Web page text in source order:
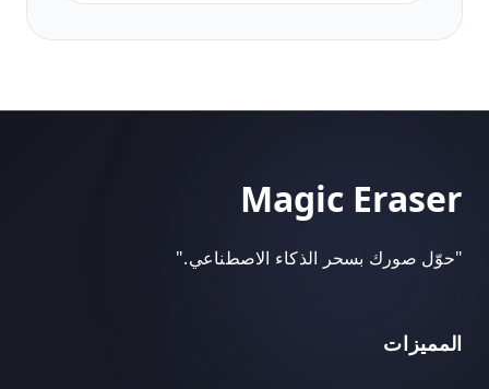
Magic Eraser
"حوّل صورك بسحر الذكاء الاصطناعي."
المميزات